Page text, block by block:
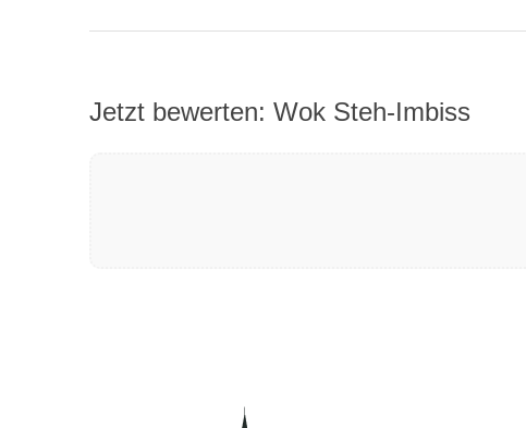
Jetzt bewerten: Wok Steh-Imbiss